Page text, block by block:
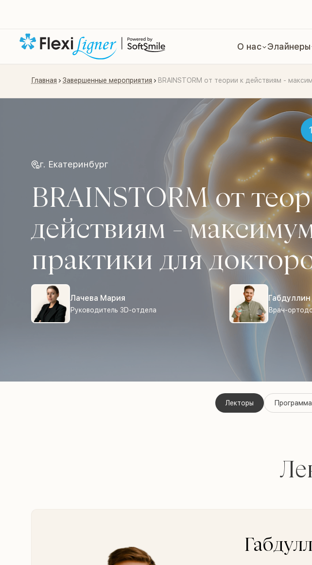
О нас Элайнеры
Главная Завершенные мероприятия BRAINSTORM от теории к действиям -
г. Екатеринбург
BRAINSTORM от
действиям -
практики для
Лачева Мария
Руководитель 3D-отдела Врач-
Лекторы Программа